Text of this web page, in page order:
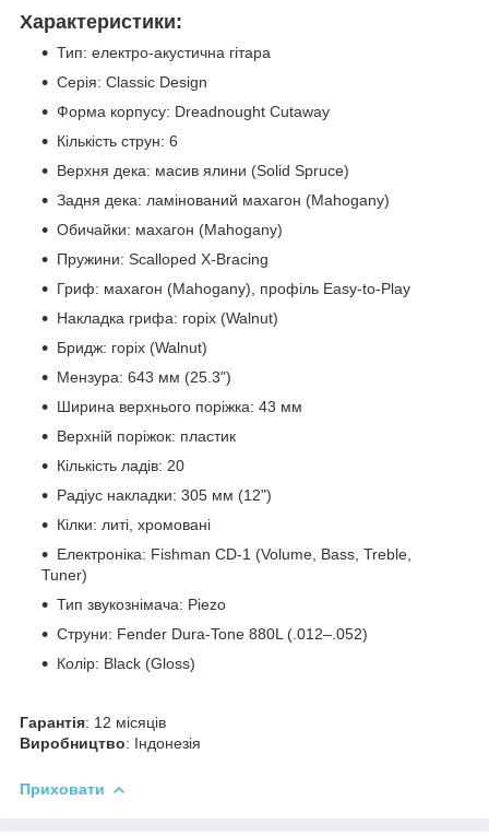
Характеристики:
Тип: електро-акустична гітара
Серія: Classic Design
Форма корпусу: Dreadnought Cutaway
Кількість струн: 6
Верхня дека: масив ялини (Solid Spruce)
Задня дека: ламінований махагон (Mahogany)
Обичайки: махагон (Mahogany)
Пружини: Scalloped X-Bracing
Гриф: махагон (Mahogany), профіль Easy-to-Play
Накладка грифа: горіх (Walnut)
Бридж: горіх (Walnut)
Мензура: 643 мм (25.3")
Ширина верхнього поріжка: 43 мм
Верхній поріжок: пластик
Кількість ладів: 20
Радіус накладки: 305 мм (12")
Кілки: литі, хромовані
Електроніка: Fishman CD-1 (Volume, Bass, Treble,
Tuner)
Тип звукознімача: Piezo
Струни: Fender Dura-Tone 880L (.012–.052)
Колір: Black (Gloss)
Гарантія: 12 місяців
Виробництво: Індонезія
Приховати